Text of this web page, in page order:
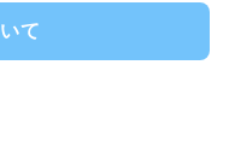
て